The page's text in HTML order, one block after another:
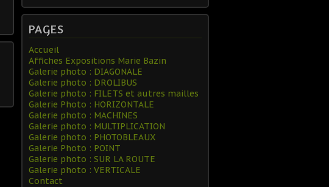
PAGES
Accueil
Affiches Expositions Marie Bazin
Galerie photo : DIAGONALE
Galerie photo : DROLIBUS
Galerie photo : FILETS et autres mailles
Galerie Photo : HORIZONTALE
Galerie photo : MACHINES
Galerie photo : MULTIPLICATION
Galerie photo : PHOTOBLEAUX
Galerie Photo : POINT
Galerie photo : SUR LA ROUTE
Galerie photo : VERTICALE
Contact